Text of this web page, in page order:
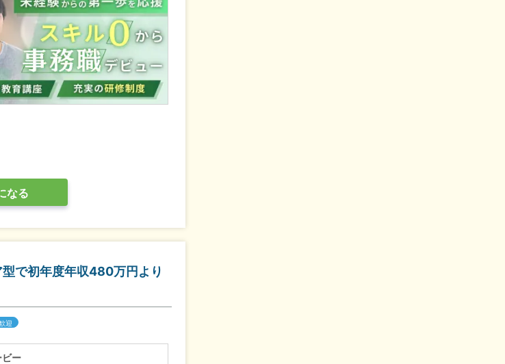
なる
型で初年度年収480万円より
迎
ビー